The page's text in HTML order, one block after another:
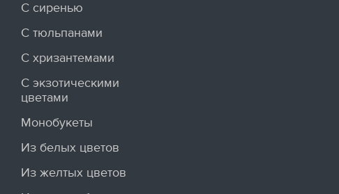
С сиренью
С тюльпанами
С хризантемами
С экзотическими
цветами
Монобукеты
Из белых цветов
Из желтых цветов